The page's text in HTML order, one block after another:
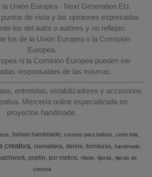
Unión Europea - Next Generation EU.
de vista y las opiniones expresadas
los del autor o autores y no reflejan
los de la Unión Europea o la Comisión
Europea.
ni la Comisión Europea pueden ser
responsables de las mismas.
entretelas, estabilizadores y accesorios
Mercería online especializada en
proyectos handmade.
bolsos handmade correas para bolsos corte tela
creativa cremallera denim fornituras handmade
poplin por metros ribete tijeras tijeras de
costura